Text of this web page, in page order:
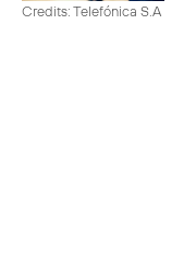
Credits: Telefónica S.A